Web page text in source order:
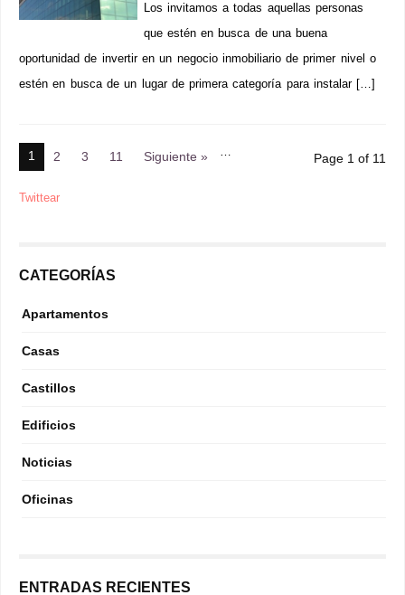
Los invitamos a todas aquellas personas
que estén en busca de una buena
oportunidad de invertir en un negocio inmobiliario de primer nivel o
estén en busca de un lugar de primera categoría para instalar […]
1 2 3 …
11 Siguiente » Page 1 of 11
Twittear
CATEGORÍAS
Apartamentos
Casas
Castillos
Edificios
Noticias
Oficinas
ENTRADAS RECIENTES